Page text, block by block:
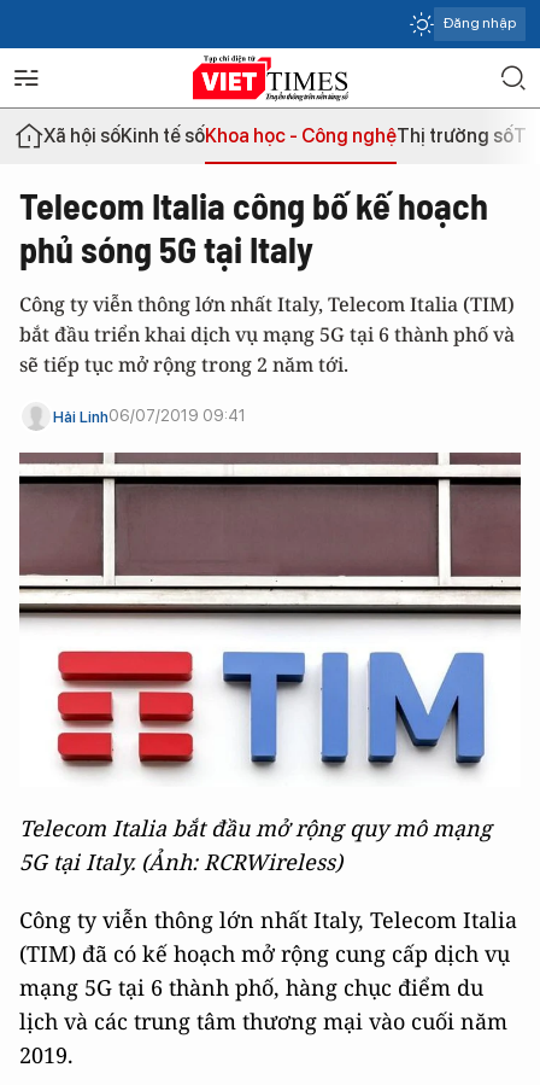
Đăng nhập
Xã hội sốKinh tế sốKhoa học - Công nghệThị trường số
Telecom Italia công bố kế hoạch
phủ sóng 5G tại Italy
Công ty viễn thông lớn nhất Italy, Telecom Italia (TIM)
bắt đầu triển khai dịch vụ mạng 5G tại 6 thành phố và
sẽ tiếp tục mở rộng trong 2 năm tới.
Hải Linh06/07/2019 09:41
Telecom Italia bắt đầu mở rộng quy mô mạng
5G tại Italy. (Ảnh: RCRWireless)
Công ty viễn thông lớn nhất Italy, Telecom Italia
(TIM) đã có kế hoạch mở rộng cung cấp dịch vụ
mạng 5G tại 6 thành phố, hàng chục điểm du
lịch và các trung tâm thương mại vào cuối năm
2019.